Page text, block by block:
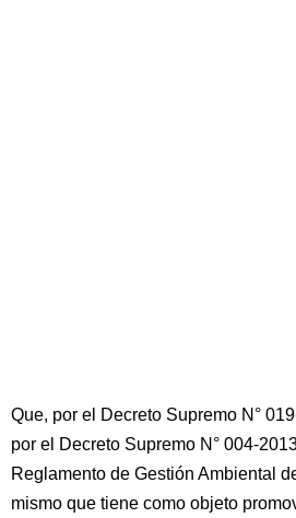
Que, por el Decreto Supremo N°
por el Decreto Supremo N° 004-
Reglamento de Gestión Ambiental
mismo que tiene como objeto